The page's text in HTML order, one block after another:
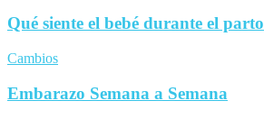
Qué siente el bebé durante el parto
Cambios
Embarazo Semana a Semana